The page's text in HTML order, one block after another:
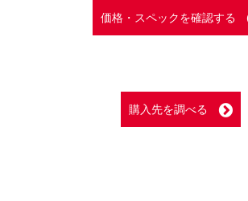
価格・スペックを確認する
購入先を調べる